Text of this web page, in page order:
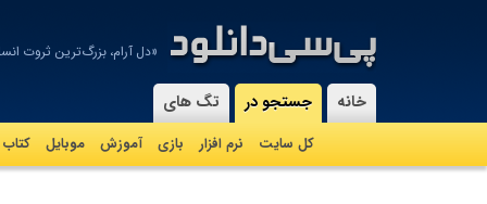
-
«دل آرام، بزرگ‌ترین ثروت
خانه جستجو در
کل سایت نرم افزار بازی آموزش موبايل کتاب
تگ های